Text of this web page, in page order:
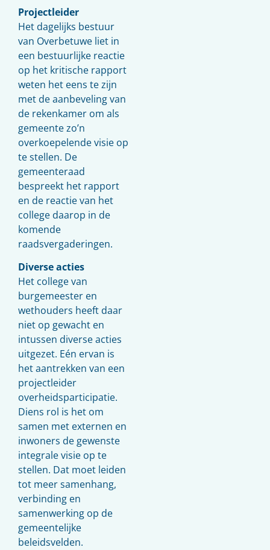
Projectleider
Het dagelijks bestuur
van Overbetuwe liet in
een bestuurlijke reactie
op het kritische rapport
weten het eens te zijn
met de aanbeveling van
de rekenkamer om als
gemeente zo’n
overkoepelende visie op
te stellen. De
gemeenteraad
bespreekt het rapport
en de reactie van het
college daarop in de
komende
raadsvergaderingen.
Diverse acties
Het college van
burgemeester en
wethouders heeft daar
niet op gewacht en
intussen diverse acties
uitgezet. Eén ervan is
het aantrekken van een
projectleider
overheidsparticipatie.
Diens rol is het om
samen met externen en
inwoners de gewenste
integrale visie op te
stellen. Dat moet leiden
tot meer samenhang,
verbinding en
samenwerking op de
gemeentelijke
beleidsvelden.